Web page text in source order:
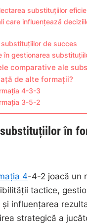
substituțiilor
care influențează
de succes
în gestionarea
comparative ale
de alte formații?
4-3-3
3-5-2
în
4-4-2 joacă un
tactice,
influențarea
strategică a